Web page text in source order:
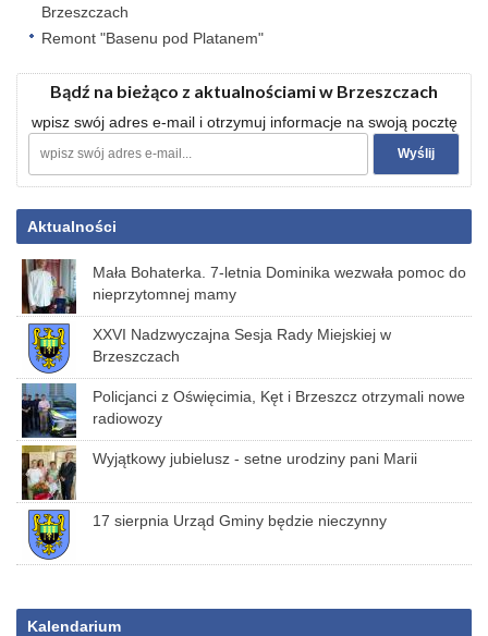
Brzeszczach
Remont "Basenu pod Platanem"
Bądź na bieżąco z aktualnościami w Brzeszczach
wpisz swój adres e-mail i otrzymuj informacje na swoją pocztę
Aktualności
Mała Bohaterka. 7-letnia Dominika wezwała pomoc do
nieprzytomnej mamy
XXVI Nadzwyczajna Sesja Rady Miejskiej w
Brzeszczach
Policjanci z Oświęcimia, Kęt i Brzeszcz otrzymali nowe
radiowozy
Wyjątkowy jubielusz - setne urodziny pani Marii
17 sierpnia Urząd Gminy będzie nieczynny
Kalendarium